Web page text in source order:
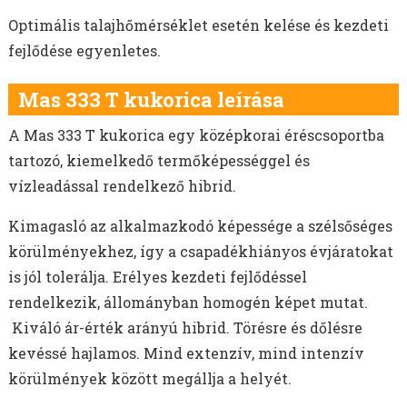
MUSTÁRMAG VETŐMAG
OLAJRETEK VETŐMAG
SZEGLETES LEDNEK
GABONÁK - TAVASZI
GABONÁK - ŐSZI
SZÓJA VETŐMAG
ÉVELŐ ROZS VETŐMAG
REPCE
POHÁNKA/HAJDINA VETŐMAG
GÖRÖGSZÉNA VETŐMAG
CSILLAGFÜRT VETŐMAG
CSICSERIBORSÓ VETŐMAG
LÓBAB VETŐMAG
ŐSZI LENCSE VETŐMAG
Optimális talajhőmérséklet esetén kelése és kezdeti
fejlődése egyenletes.
Mas 333 T kukorica leírása
A Mas 333 T kukorica egy középkorai éréscsoportba
tartozó, kiemelkedő termőképességgel és
vízleadással rendelkező hibrid.
Kimagasló az alkalmazkodó képessége a szélsőséges
körülményekhez, így a csapadékhiányos évjáratokat
is jól tolerálja. Erélyes kezdeti fejlődéssel
rendelkezik, állományban homogén képet mutat.
Kiváló ár-érték arányú hibrid. Törésre és dőlésre
kevéssé hajlamos. Mind extenzív, mind intenzív
körülmények között megállja a helyét.